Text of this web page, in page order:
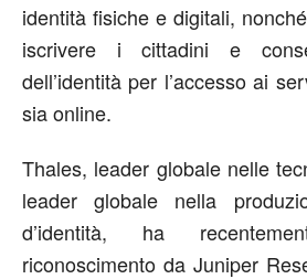
identità fisiche e digitali,
iscrivere i cittadini e
dell’identità per l’accesso ai
sia online.
Thales, leader globale nelle
leader globale nella
d’identità, ha
riconoscimento da Juniper